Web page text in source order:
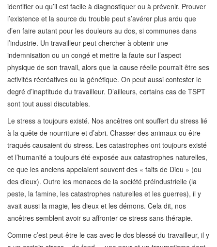
identifier ou qu’il est facile à diagnostiquer ou à prévenir. Prouver
l’existence et la source du trouble peut s’avérer plus ardu que
d’en faire autant pour les douleurs au dos, si communes dans
l’industrie. Un travailleur peut chercher à obtenir une
indemnisation ou un congé et mettre la faute sur l’aspect
physique de son travail, alors que la cause réelle pourrait être ses
activités récréatives ou la génétique. On peut aussi contester le
degré d’inaptitude du travailleur. D’ailleurs, certains cas de TSPT
sont tout aussi discutables.
Le stress a toujours existé. Nos ancêtres ont souffert du stress lié
à la quête de nourriture et d’abri. Chasser des animaux ou être
traqués causaient du stress. Les catastrophes ont toujours existé
et l’humanité a toujours été exposée aux catastrophes naturelles,
ce que les anciens appelaient souvent des « faits de Dieu » (ou
des dieux). Outre les menaces de la société préindustrielle (la
peste, la famine, les catastrophes naturelles et les guerres), il y
avait aussi la magie, les dieux et les démons. Cela dit, nos
ancêtres semblent avoir su affronter ce stress sans thérapie.
Comme c’est peut-être le cas avec le dos blessé du travailleur, il y